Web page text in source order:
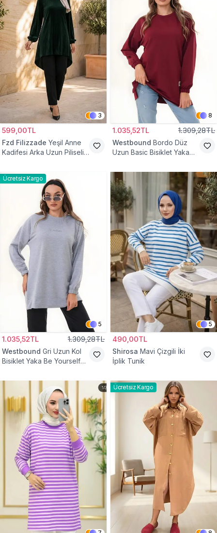
3
599,00TL
Fzd Filizzade Yeşil Anne
Kadifesi Arka Uzun Piliseli
8
1.035,52TL 1.309,28TL
Westbound Bordo Düz
Uzun Basic Bisiklet Yaka
Ücretsiz Kargo
5
1.035,52TL 1.309,28TL
Westbound Gri Uzun Kol
Bisiklet Yaka Be Yourself
5
490,00TL
Shirosa Mavi Çizgili İki
İplik Tunik
Ücretsiz Kargo